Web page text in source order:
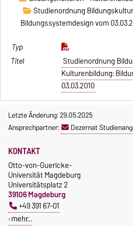
Studienordnung
Bildungssystemdesign vom
Studienordnung
Kulturenbildung:
03.03.2010
Letzte Änderung: 29.05.2025
Ansprechpartner:
Dezernat
KONTAKT
Otto-von-Guericke-
Universität Magdeburg
Universitätsplatz 2
39106 Magdeburg
+49 391 67-01
mehr…